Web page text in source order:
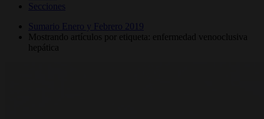
Secciones
Sumario Enero y Febrero 2019
Mostrando artículos por etiqueta: enfermedad venooclusiva
hepática